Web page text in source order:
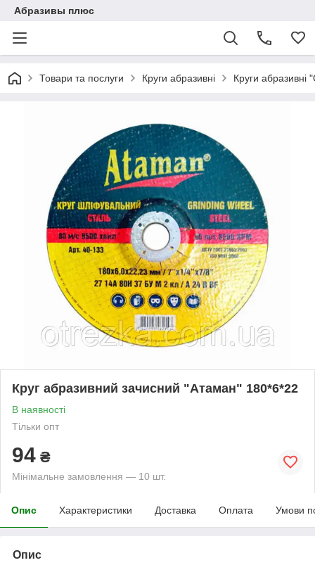
Абразивы плюс
Товари та послуги Круги абразивні Круги абразивні
Круг абразивний зачисний "Атаман" 180*6*22
В наявності
Тільки опт
94 ₴
Мінімальне замовлення — 10 шт.
Опис Характеристики Доставка Оплата Умови
Опис